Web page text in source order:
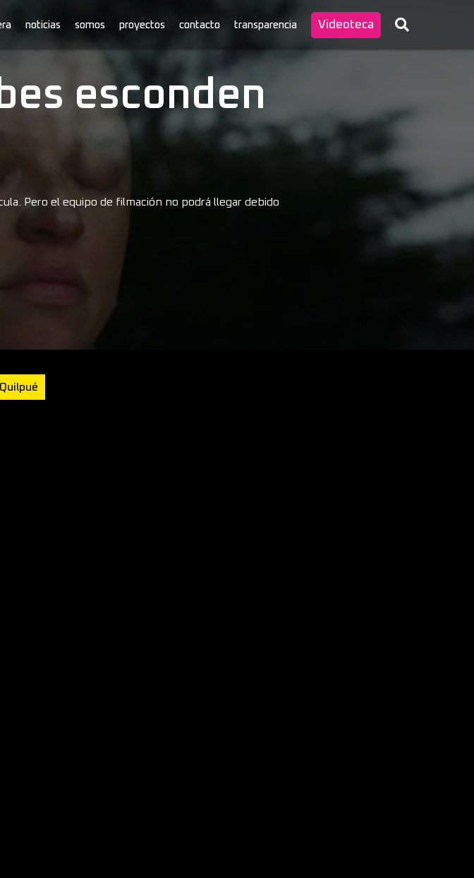
noticias somos proyectos contacto transparencia Videoteca
esconden
Pero el equipo de filmación no podrá llegar debido